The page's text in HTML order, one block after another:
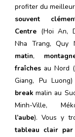
profiter du
souvent
Centre (Hoi An,
Nha Trang, Quy
matin,
fraîches au Nord
Giang, Pu
break malin au
Minh-Ville,
l’aube). Vous y
tableau clair par